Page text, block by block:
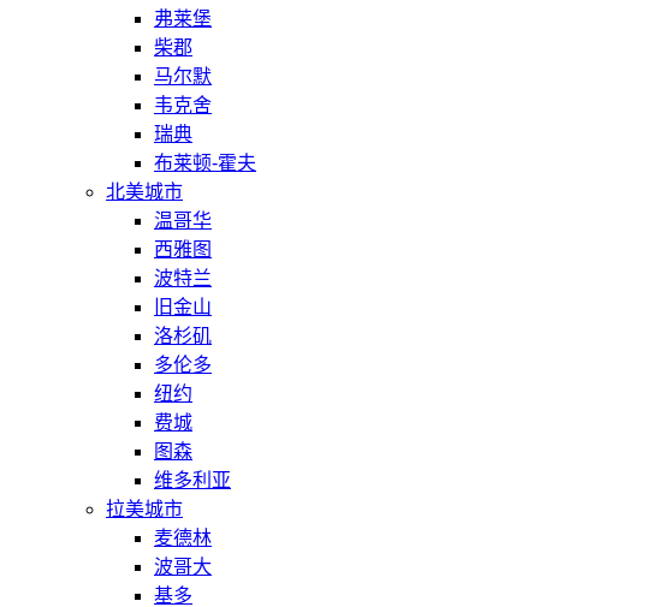
弗莱堡
柴郡
马尔默
韦克舍
瑞典
布莱顿-霍夫
北美城市
温哥华
西雅图
波特兰
旧金山
洛杉矶
多伦多
纽约
费城
图森
维多利亚
拉美城市
麦德林
波哥大
基多